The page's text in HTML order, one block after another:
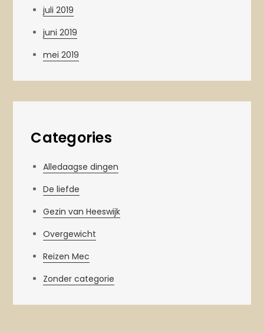
juli 2019
juni 2019
mei 2019
Categories
Alledaagse dingen
De liefde
Gezin van Heeswijk
Overgewicht
Reizen Mec
Zonder categorie